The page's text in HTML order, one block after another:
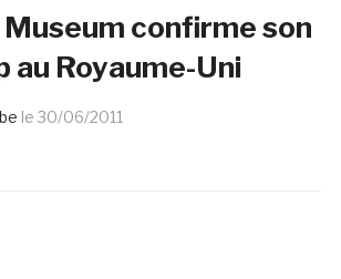
confirme son
au Royaume-Uni
le 30/06/2011